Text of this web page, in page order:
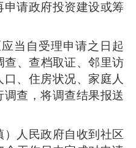
请政府投资建设或筹
当自受理申请之日起
查、查档取证、邻里访
、住房状况、家庭人
查，将调查结果报送
）人民政府自收到社区